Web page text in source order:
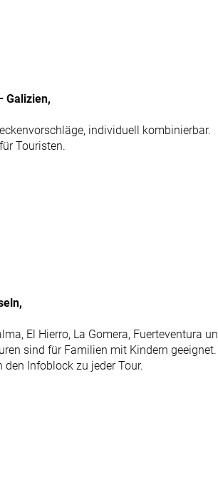
Galizien,
individuell kombinierbar.
Touristen.
El Hierro, La Gomera, Fuerteventura un
sind für Familien mit Kindern geeignet.
Infoblock zu jeder Tour.